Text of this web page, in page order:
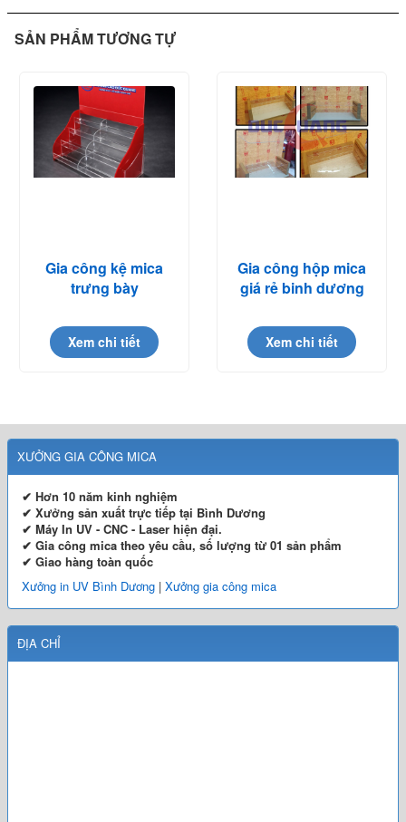
SẢN PHẨM TƯƠNG TỰ
Gia công kệ mica
trưng bày
Xem chi tiết
Gia công hộp mica
giá rẻ binh dương
Xem chi tiết
XƯỞNG GIA CÔNG MICA
✔ Hơn 10 năm kinh nghiệm
✔ Xưởng sản xuất trực tiếp tại Bình Dương
✔ Máy In UV - CNC - Laser hiện đại.
✔ Gia công mica theo yêu cầu, số lượng từ 01 sản phẩm
✔ Giao hàng toàn quốc
Xưởng in UV Bình Dương | Xưởng gia công mica
ĐỊA CHỈ